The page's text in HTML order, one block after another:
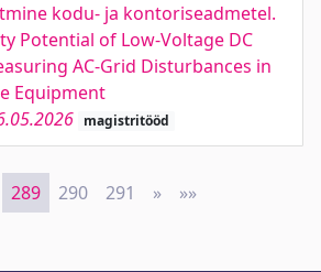
kodu- ja kontoriseadmetel.
Potential of Low-Voltage DC
AC-Grid Disturbances in
Equipment
magistritööd
289 290 291 » Next
»»